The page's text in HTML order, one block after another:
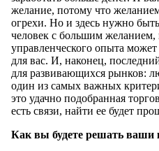
желание, потому что
огрехи. Но и здесь нужно
человек с большим
управленческого опыта может
для вас. И, наконец,
для развивающихся рынков:
один из самых важных
это удачно подобранная
есть связи, найти ее будет
Как вы будете решать ваши